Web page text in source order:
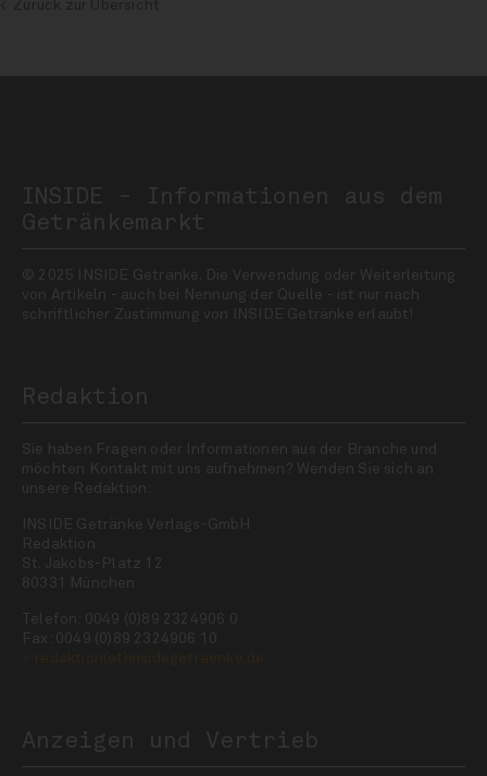
INSIDE - Informationen aus dem
Getränkemarkt
© 2025 INSIDE Getränke. Die Verwendung oder Weiterleitung
von Artikeln - auch bei Nennung der Quelle - ist nur nach
schriftlicher Zustimmung von INSIDE Getränke erlaubt!
Redaktion
Sie haben Fragen oder Informationen aus der Branche und
möchten Kontakt mit uns aufnehmen? Wenden Sie sich an
unsere Redaktion:
INSIDE Getränke Verlags-GmbH
Redaktion
St. Jakobs-Platz 12
80331 München
Telefon: 0049 (0)89 2324906 0
Fax: 0049 (0)89 2324906 10
Anzeigen und Vertrieb